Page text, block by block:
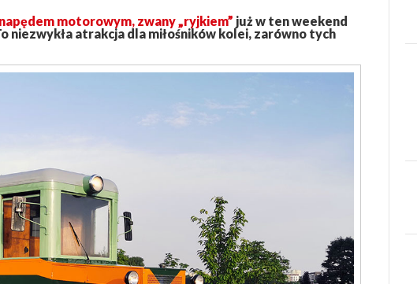
motorowym, zwany „ryjkiem” już w ten weekend
niezwykła atrakcja dla miłośników kolei, zarówno tych